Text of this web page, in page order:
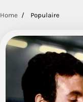
Home Populaire